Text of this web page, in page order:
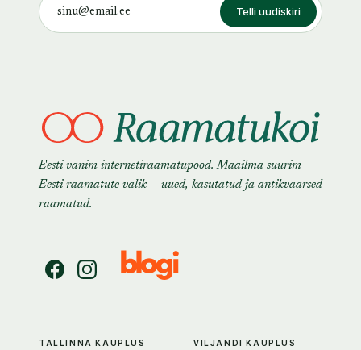
Telli uudiskiri
Eesti vanim internetiraamatupood. Maailma suurim
Eesti raamatute valik — uued, kasutatud ja antikvaarsed
raamatud.
TALLINNA KAUPLUS VILJANDI KAUPLUS